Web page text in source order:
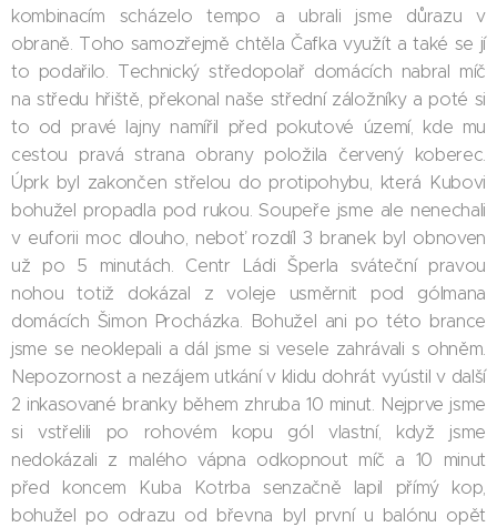
kombinacím scházelo tempo a ubrali jsme důrazu v
obraně. Toho samozřejmě chtěla Čafka využít a také se jí
to podařilo. Technický středopolař domácích nabral míč
na středu hřiště, překonal naše střední záložníky a poté si
to od pravé lajny namířil před pokutové území, kde mu
cestou pravá strana obrany položila červený koberec.
Úprk byl zakončen střelou do protipohybu, která Kubovi
bohužel propadla pod rukou. Soupeře jsme ale nenechali
v euforii moc dlouho, neboť rozdíl 3 branek byl obnoven
už po 5 minutách. Centr Ládi Šperla sváteční pravou
nohou totiž dokázal z voleje usměrnit pod gólmana
domácích Šimon Procházka. Bohužel ani po této brance
jsme se neoklepali a dál jsme si vesele zahrávali s ohněm.
Nepozornost a nezájem utkání v klidu dohrát vyústil v další
2 inkasované branky během zhruba 10 minut. Nejprve jsme
si vstřelili po rohovém kopu gól vlastní, když jsme
nedokázali z malého vápna odkopnout míč a 10 minut
před koncem Kuba Kotrba senzačně lapil přímý kop,
bohužel po odrazu od břevna byl první u balónu opět